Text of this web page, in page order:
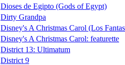
Dioses de Egipto (Gods of Egypt)
Dirty Grandpa
Disney's A Christmas Carol (Los
Disney's A Christmas Carol: featurette
District 13: Ultimatum
District 9